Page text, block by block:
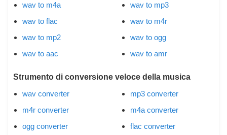
wav to m4a
wav to flac
wav to mp2
wav to aac
wav to mp3
wav to m4r
wav to ogg
wav to amr
Strumento di conversione veloce della musica
wav converter
m4r converter
ogg converter
mp3 converter
m4a converter
flac converter